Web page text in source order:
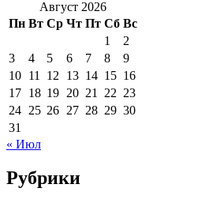
Август 2026
Пн Вт Ср Чт Пт Сб Вс
1
2
3
4 5 6 7 8
9
10 11 12 13 14 15 16
17 18 19 20 21 22 23
24 25 26 27 28 29 30
31
« Июл
Рубрики